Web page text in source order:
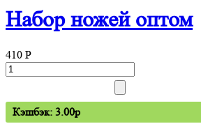
Набор ножей оптом
410 P
Кэшбэк: 3.00p